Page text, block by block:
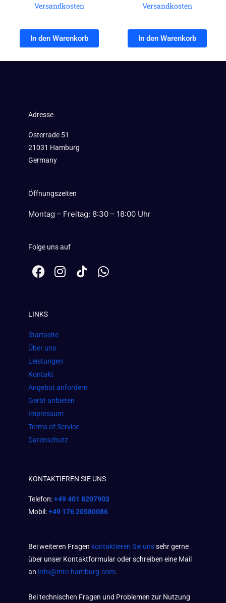
Versandkosten
In den Warenkorb
Versandkosten
In den Warenkorb
Adresse
Osterrade 51
21031 Hamburg
Germany
Öffnungszeiten
Montag – Freitag: 8:30 – 18:00 Uhr
Folge uns auf
F
a
b
o
o
k
I
n
m
W
h
LINKS
Startseite
Über uns
Leistungen
Kontakt
Angebot anfordern
Gerät anbieten
Impressum
Terms of Service
Datenschutz
KONTAKTIEREN SIE UNS
Telefon:+49 401 8207903
Mobil:+49 176 20580086
Bei weiteren Fragen kontaktieren Sie unssehr gerne
über unser Kontaktformular oder schreiben eine Mail
an info@mtc-hamburg.com.
Bei technischen Fragen und Problemen zur Nutzung